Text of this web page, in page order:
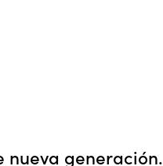
nueva generación.